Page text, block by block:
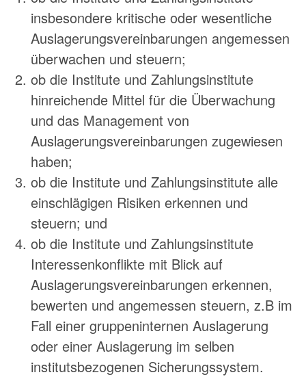
insbesondere kritische oder wesentliche
Auslagerungsvereinbarungen angemessen
überwachen und steuern;
ob die Institute und Zahlungsinstitute
hinreichende Mittel für die Überwachung
und das Management von
Auslagerungsvereinbarungen zugewiesen
haben;
ob die Institute und Zahlungsinstitute alle
einschlägigen Risiken erkennen und
steuern; und
ob die Institute und Zahlungsinstitute
Interessenkonflikte mit Blick auf
Auslagerungsvereinbarungen erkennen,
bewerten und angemessen steuern, z.B im
Fall einer gruppeninternen Auslagerung
oder einer Auslagerung im selben
institutsbezogenen Sicherungssystem.